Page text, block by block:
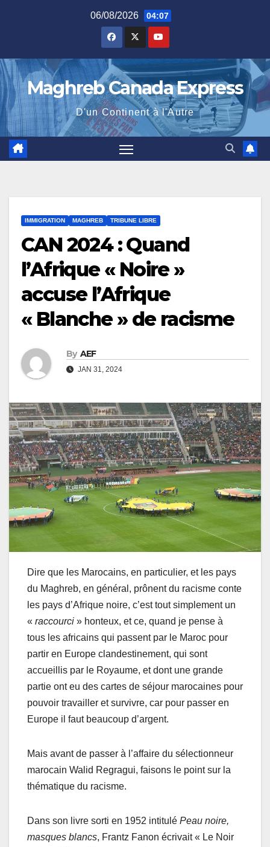
06/08/2026 04:07
Maghreb Canada Express
D'un Continent à l'Autre
IMMIGRATION MAGHREB TRIBUNE LIBRE
CAN 2024 : Quand
l’Afrique « Noire »
accuse l’Afrique
« Blanche » de racisme
By AEF
JAN 31, 2024
Dire que les Marocains, en particulier, et les pays
du Maghreb, en général, prônent du racisme conte
les pays d’Afrique noire, c’est tout simplement un
« raccourci » honteux, et ce, quand je pense à
tous les africains qui passent par le Maroc pour
partir en Europe clandestinement, qui sont
accueillis par le Royaume, et dont une grande
partie ont eu des cartes de séjour marocaines pour
pouvoir travailler et survivre, car pour passer en
Europe il faut beaucoup d’argent.
Mais avant de passer à l’affaire du sélectionneur
marocain Walid Regragui, faisons le point sur la
thématique du racisme.
Dans son livre sorti en 1952 intitulé Peau noire,
masques blancs, Frantz Fanon écrivait « Le Noir